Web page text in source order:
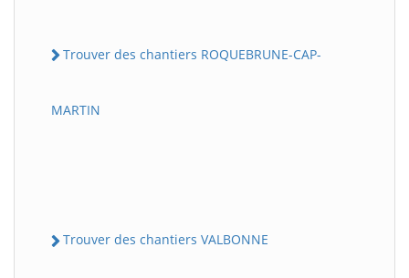
Trouver des chantiers ROQUEBRUNE-CAP-
MARTIN
Trouver des chantiers VALBONNE